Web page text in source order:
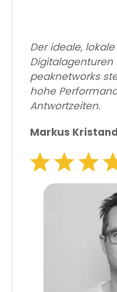
Der ideale,
peaknetworks
hohe
Antwortzeiten.
Markus